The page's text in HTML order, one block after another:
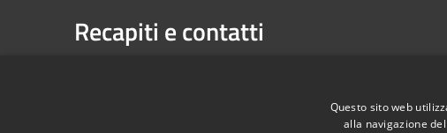
Recapiti e contatti
Pec:
Questo sito web
alla navigazione